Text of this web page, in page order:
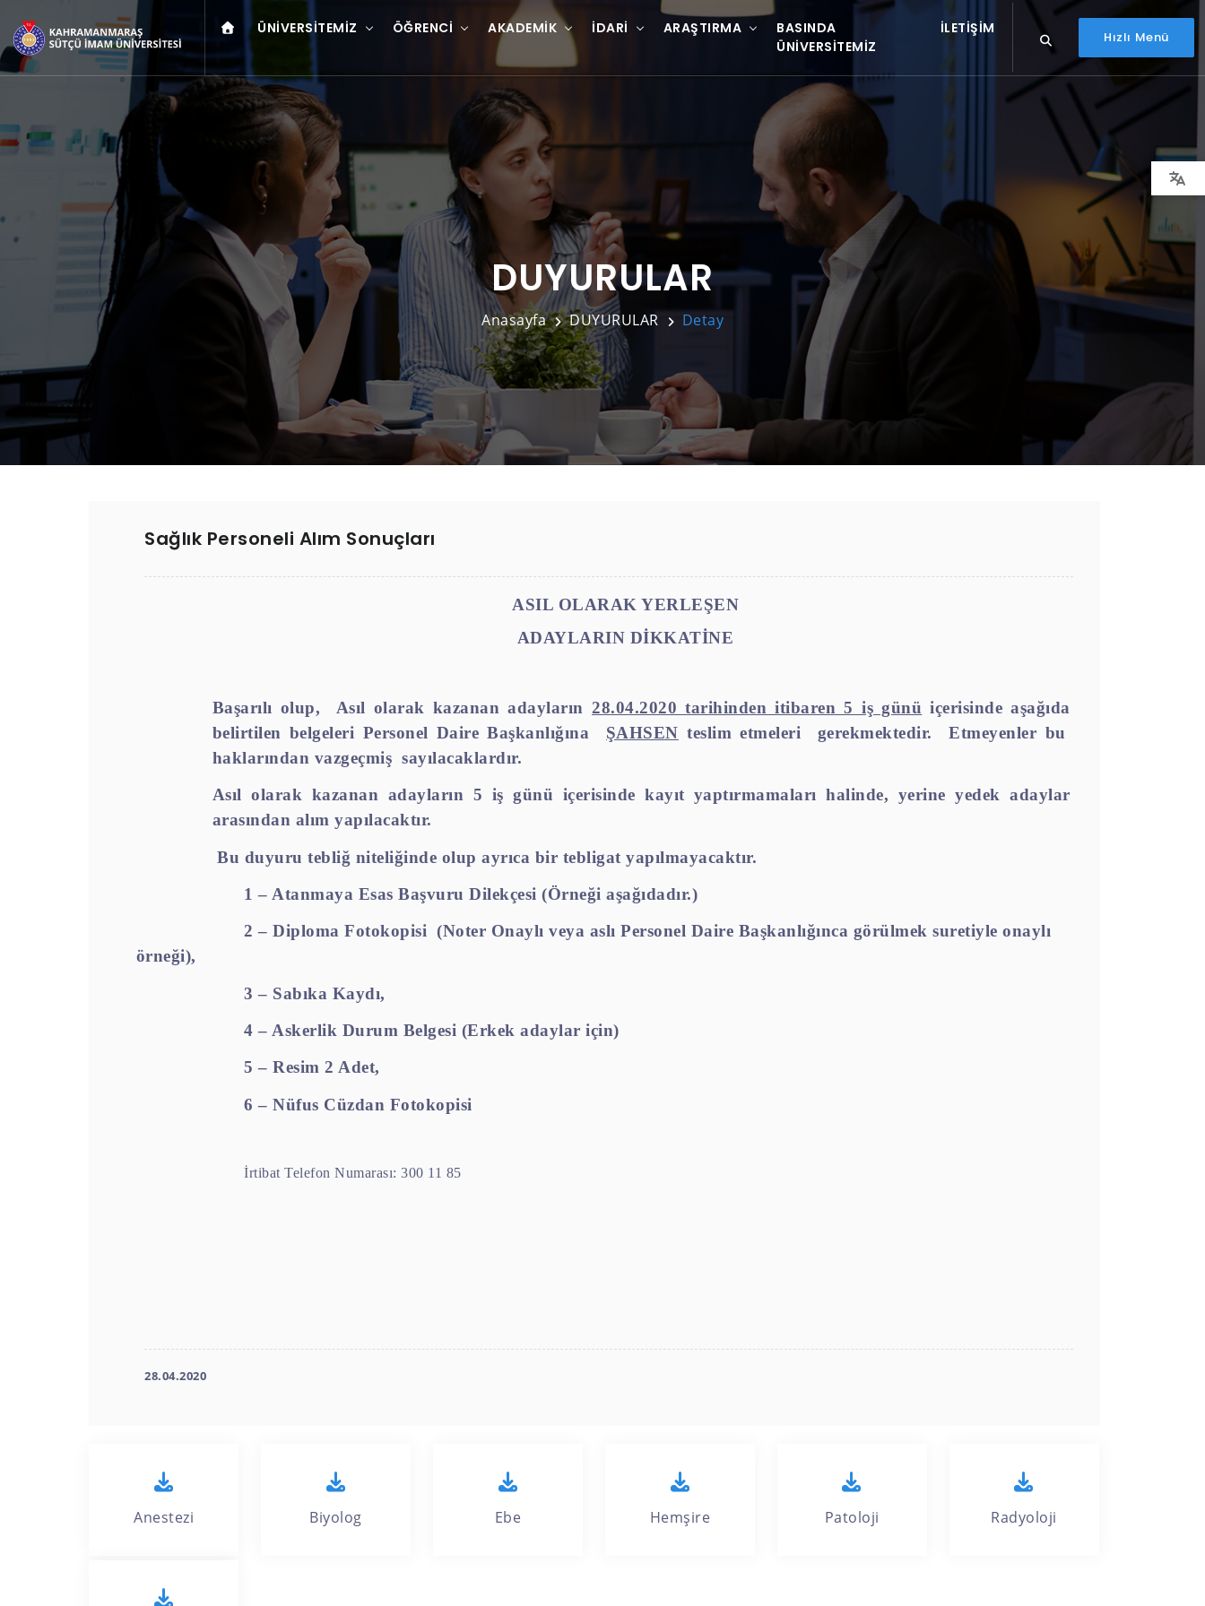
ÜNIVERSITEMIZ ÖĞRENCI AKADEMIK İDARI ARAŞTIRMA
BASINDA
ÜNIVERSITEMIZ
İLETIŞIM
Hızlı Menü
DUYURULAR
Anasayfa DUYURULAR Detay
Sağlık Personeli Alım Sonuçları
ASIL OLARAK YERLEŞEN
ADAYLARIN DİKKATİNE
Başarılı olup, Asıl olarak kazanan adayların28.04.2020 tarihinden itibaren 5 iş günü içerisinde aşağıda
belirtilen belgeleri Personel Daire Başkanlığına
ŞAHSEN teslim etmeleri gerekmektedir.
Etmeyenler bu
haklarından vazgeçmiş sayılacaklardır.
Asıl olarak kazanan adayların 5 iş günü içerisinde kayıt yaptırmamaları halinde, yerine yedek adaylar
arasından alım yapılacaktır.
Bu duyuru tebliğ niteliğinde olup ayrıca bir tebligat yapılmayacaktır.
1 – Atanmaya Esas Başvuru Dilekçesi (Örneği aşağıdadır.)
2 – Diploma Fotokopisi (Noter Onaylı veya aslı Personel Daire Başkanlığınca görülmeksuretiyle onaylı
örneği),
3 – Sabıka Kaydı,
4 – Askerlik Durum Belgesi (Erkek adaylar için)
5 – Resim 2 Adet,
6 – Nüfus Cüzdan Fotokopisi
İrtibat Telefon Numarası: 300 11 85
28.04.2020
Anestezi Biyolog Ebe Hemşire Patoloji Radyoloji